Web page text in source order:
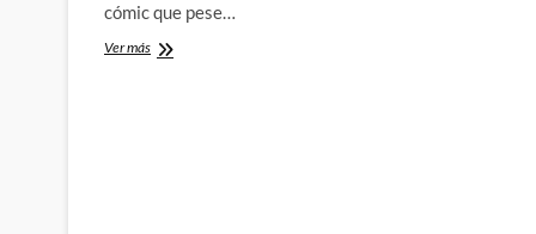
cómic que pese…
Ver másJoe